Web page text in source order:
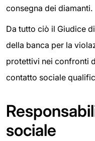
consegna dei diamanti.
Da tutto ciò il Giudice
della banca per la
protettivi nei confronti
contatto sociale
sociale